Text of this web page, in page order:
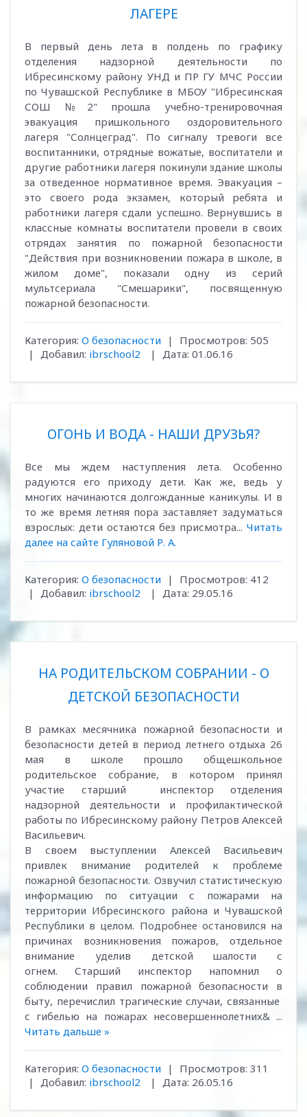
ЛАГЕРЕ
В первый день лета в полдень по графику
отделения надзорной деятельности по
Ибресинскому району УНД и ПР ГУ МЧС России
по Чувашской Республике в МБОУ "Ибресинская
СОШ №2" прошла учебно-тренировочная
эвакуация пришкольного оздоровительного
лагеря "Солнцеград". По сигналу тревоги все
воспитанники, отрядные вожатые, воспитатели и
другие работники лагеря покинули здание школы
за отведенное нормативное время. Эвакуация –
это своего рода экзамен, который ребята и
работники лагеря сдали успешно. Вернувшись в
классные комнаты воспитатели провели в своих
отрядах занятия по пожарной безопасности
"Действия при возникновении пожара в школе, в
жилом доме", показали одну из серий
мультсериала "Смешарики", посвященную
пожарной безопасности.
Категория: О безопасности | Просмотров: 505
|
Добавил: ibrschool2 | Дата: 01.06.16
ОГОНЬ И ВОДА - НАШИ ДРУЗЬЯ?
Все мы ждем наступления лета. Особенно
радуются его приходу дети. Как же, ведь у
многих начинаются долгожданные каникулы. И в
то же время летняя пора заставляет задуматься
взрослых: дети остаются без присмотра... Читать
далее на сайте Гуляновой Р. А.
Категория: О безопасности | Просмотров: 412
|
Добавил: ibrschool2 | Дата: 29.05.16
НА РОДИТЕЛЬСКОМ СОБРАНИИ - О
ДЕТСКОЙ БЕЗОПАСНОСТИ
В рамках месячника пожарной безопасности и
безопасности детей в период летнего отдыха 26
мая в школе прошло общешкольное
родительское собрание, в котором принял
участие старший инспектор отделения
надзорной деятельности и профилактической
работы по Ибресинскому району Петров Алексей
Васильевич.
В своем выступлении Алексей Васильевич
привлек внимание родителей к проблеме
пожарной безопасности. Озвучил статистическую
информацию по ситуации с пожарами на
территории Ибресинского района и Чувашской
Республики в целом. Подробнее остановился на
причинах возникновения пожаров, отдельное
внимание уделив детской шалости с
огнем. Старший инспектор напомнил о
соблюдении правил пожарной безопасности в
быту, перечислил трагические случаи, связанные
с гибелью на пожарах несовершеннолетних& ...
Читать дальше »
Категория: О безопасности | Просмотров: 311
|
Добавил: ibrschool2 | Дата: 26.05.16